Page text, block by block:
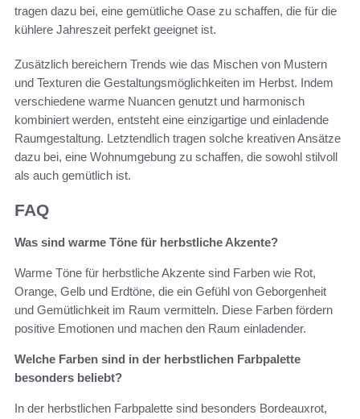
tragen dazu bei, eine gemütliche Oase zu schaffen, die für die
kühlere Jahreszeit perfekt geeignet ist.
Zusätzlich bereichern Trends wie das Mischen von Mustern
und Texturen die Gestaltungsmöglichkeiten im Herbst. Indem
verschiedene warme Nuancen genutzt und harmonisch
kombiniert werden, entsteht eine einzigartige und einladende
Raumgestaltung. Letztendlich tragen solche kreativen Ansätze
dazu bei, eine Wohnumgebung zu schaffen, die sowohl stilvoll
als auch gemütlich ist.
FAQ
Was sind warme Töne für herbstliche Akzente?
Warme Töne für herbstliche Akzente sind Farben wie Rot,
Orange, Gelb und Erdtöne, die ein Gefühl von Geborgenheit
und Gemütlichkeit im Raum vermitteln. Diese Farben fördern
positive Emotionen und machen den Raum einladender.
Welche Farben sind in der herbstlichen Farbpalette
besonders beliebt?
In der herbstlichen Farbpalette sind besonders Bordeauxrot,